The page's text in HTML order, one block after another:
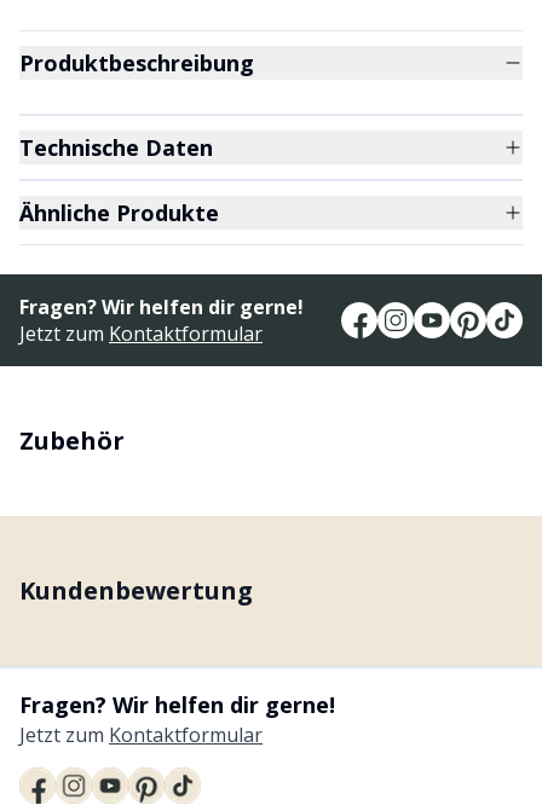
Produktbeschreibung
Technische Daten
Ähnliche Produkte
Fragen? Wir helfen dir gerne!
Jetzt zum Kontaktformular
Zubehör
Kundenbewertung
Fragen? Wir helfen dir gerne!
Jetzt zum Kontaktformular